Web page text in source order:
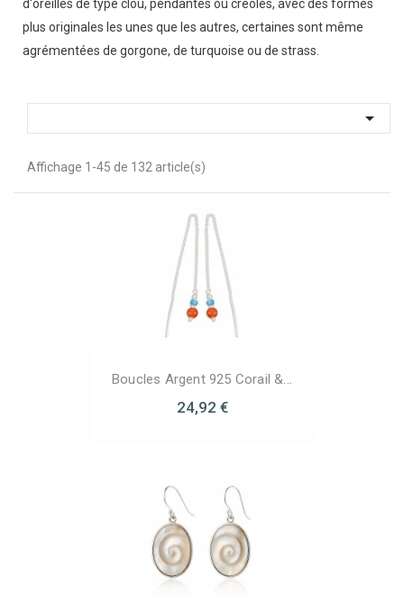
d'oreilles de type clou, pendantes ou creoles, avec des formes
plus originales les unes que les autres, certaines sont même
agrémentées de gorgone, de turquoise ou de strass.

Affichage 1-45 de 132 article(s)
Boucles Argent 925 Corail &...
24,92 €